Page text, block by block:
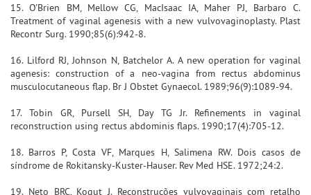
15. O'Brien BM, Mellow CG, MacIsaac IA, Maher PJ, Barbaro C.
Treatment of vaginal agenesis with a new vulvovaginoplasty. Plast
Recontr Surg. 1990;85(6):942-8.
16. Lilford RJ, Johnson N, Batchelor A. A new operation for vaginal
agenesis: construction of a neo-vagina from rectus abdominus
musculocutaneous flap. Br J Obstet Gynaecol. 1989;96(9):1089-94.
17. Tobin GR, Pursell SH, Day TG Jr. Refinements in vaginal
reconstruction using rectus abdominis flaps. 1990;17(4):705-12.
18. Barros P, Costa VF, Marques H, Salimena RW. Dois casos de
síndrome de Rokitansky-Kuster-Hauser. Rev Med HSE. 1972;24:2.
19. Neto BRC, Kogut J. Reconstruções vulvovaginais com retalho